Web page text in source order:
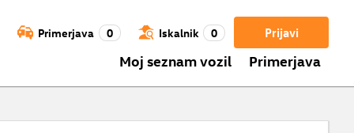
Prijavi
Primerjava 0 Iskalnik 0
Moj seznam vozil Primerjava